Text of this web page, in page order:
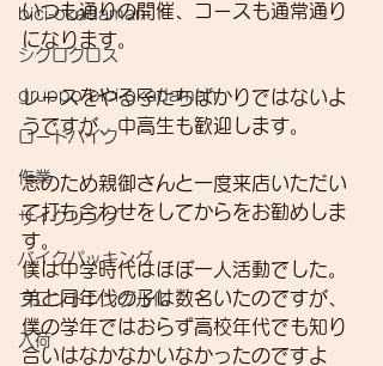
bici-okadaman
シクロクロス
gruppo bici-okadaman
ロードバイク
作業
サイクリング
バイクパッキング
フロントシングル化
入荷
いつも通りの開催、コースも通常通り
になります。
レースをやる子たちばかりではないよ
うですが、中高生も歓迎します。
念のため親御さんと一度来店いただい
て打ち合わせをしてからをお勧めしま
す。
僕は中学時代はほぼ一人活動でした。
弟と同年代の子は数名いたのですが、
僕の学年ではおらず高校年代でも知り
合いはなかなかいなかったのですよ